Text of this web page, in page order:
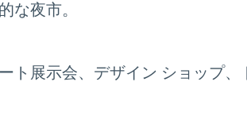
な夜市。
ト展示会、デザイン ショップ